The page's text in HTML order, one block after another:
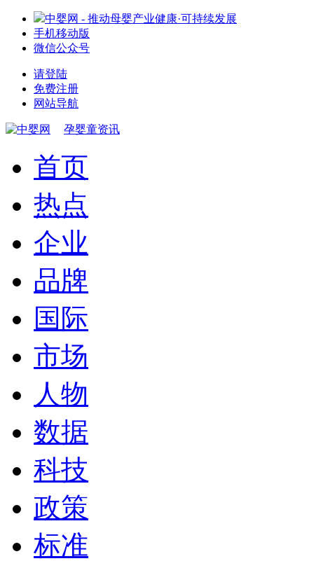
中婴网 - 推动母婴产业健康·可持续发展
手机移动版
微信公众号
请登陆
免费注册
网站导航
孕婴童资讯
首页
热点
企业
品牌
国际
市场
人物
数据
科技
政策
标准